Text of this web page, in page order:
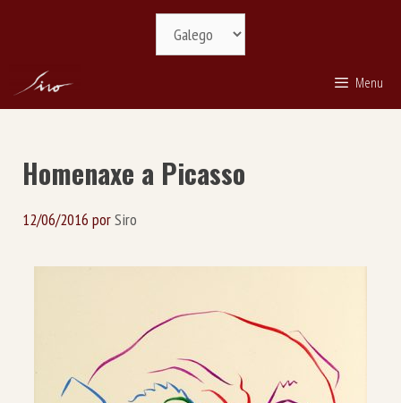
Menu
Homenaxe a Picasso
12/06/2016 porSiro